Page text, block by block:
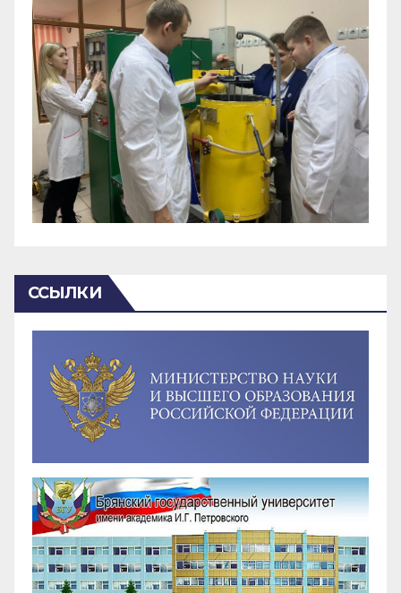
ССЫЛКИ